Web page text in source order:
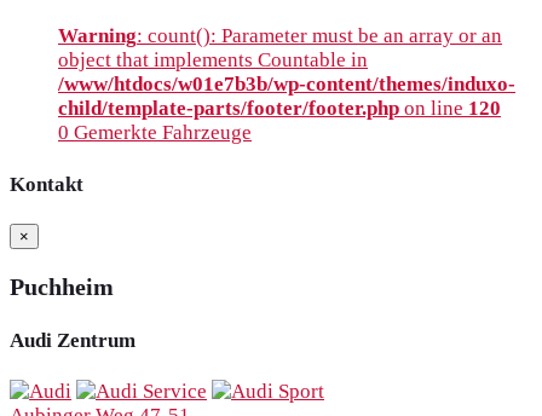
Warning: count(): Parameter must be an array or an
object that implements Countable in
/www/htdocs/w01e7b3b/wp-content/themes/induxo-
child/template-parts/footer/footer.php on line 120
0 Gemerkte Fahrzeuge
Kontakt
×
Puchheim
Audi Zentrum